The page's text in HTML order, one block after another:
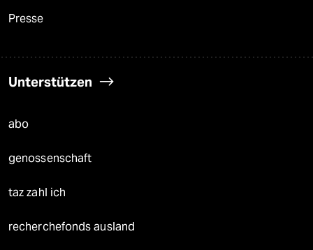
Presse
Unterstützen
abo
genossenschaft
taz zahl ich
recherchefonds ausland